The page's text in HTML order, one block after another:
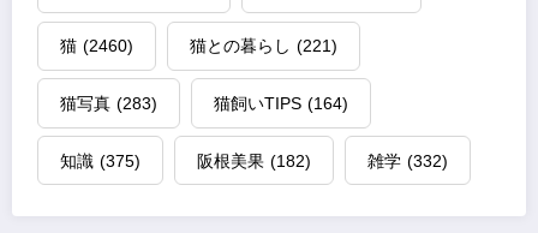
猫 (2460) 猫との暮らし (221)
猫写真 (283) 猫飼いTIPS (164)
知識 (375) 阪根美果 (182) 雑学 (332)